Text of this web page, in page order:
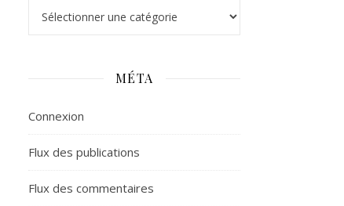
MÉTA
Connexion
Flux des publications
Flux des commentaires